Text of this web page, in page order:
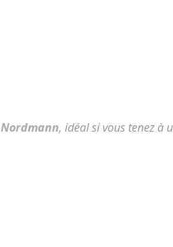
Nordmann, idéal si vous tenez à